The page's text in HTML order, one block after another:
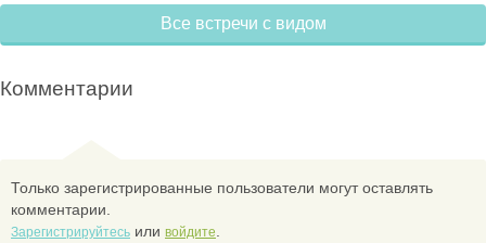
Все встречи с видом
Комментарии
Только зарегистрированные пользователи могут оставлять
комментарии.
Зарегистрируйтесь или войдите